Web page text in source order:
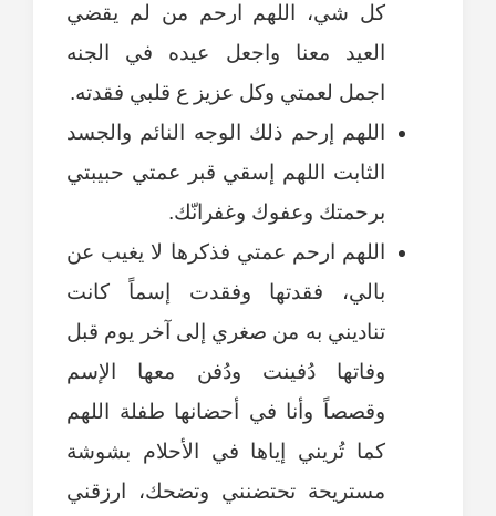
كل شي، اللهم ارحم من لم يقضي
العيد معنا واجعل عيده في الجنه
اجمل لعمتي وكل عزيز ع قلبي فقدته.
اللهم إرحم ذلك الوجه النائم والجسد
الثابت اللهم إسقي قبر عمتي حبيبتي
برحمتك وعفوك وغفرانّك.
اللهم ارحم عمتي فذكرها لا يغيب عن
بالي، فقدتها وفقدت إسماً كانت
تناديني به من صغري إلى آخر يوم قبل
وفاتها دُفينت ودُفن معها الإسم
وقصصاً وأنا في أحضانها طفلة اللهم
كما تُريني إياها في الأحلام بشوشة
مستريحة تحتضنني وتضحك، ارزقني